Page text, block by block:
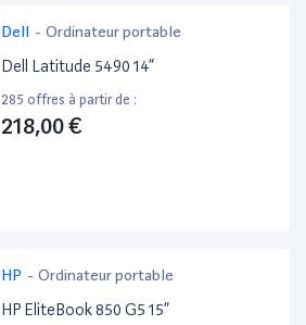
Dell - Ordinateur portable
Dell Latitude 5490 14”
285 offres à partir de :
218,00 €
HP - Ordinateur portable
HP EliteBook 850 G5 15”